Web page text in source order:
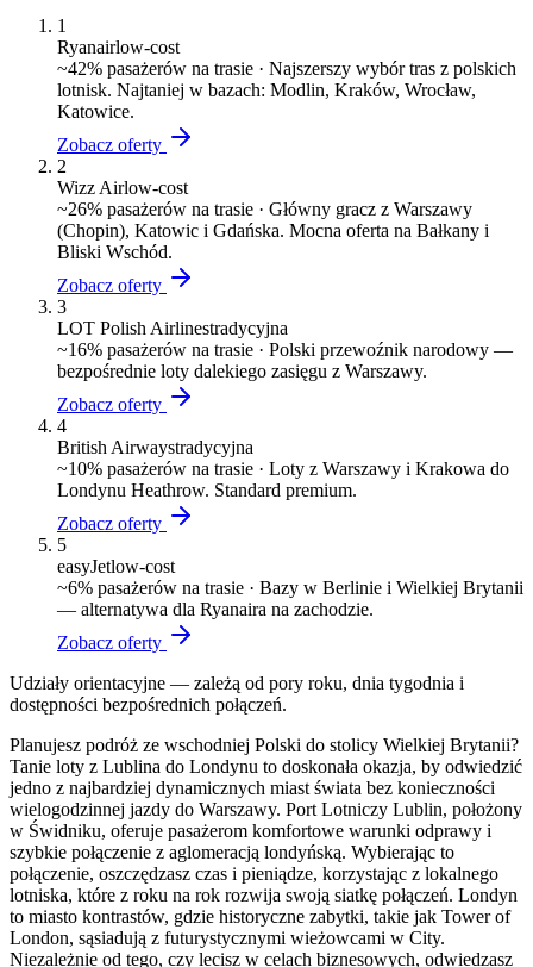
1
Ryanairlow-cost
~42% pasażerów na trasie · Najszerszy wybór tras z polskich
lotnisk. Najtaniej w bazach: Modlin, Kraków, Wrocław,
Katowice.
Zobacz oferty
2
Wizz Airlow-cost
~26% pasażerów na trasie · Główny gracz z Warszawy
(Chopin), Katowic i Gdańska. Mocna oferta na Bałkany i
Bliski Wschód.
Zobacz oferty
3
LOT Polish Airlinestradycyjna
~16% pasażerów na trasie · Polski przewoźnik narodowy —
bezpośrednie loty dalekiego zasięgu z Warszawy.
Zobacz oferty
4
British Airwaystradycyjna
~10% pasażerów na trasie · Loty z Warszawy i Krakowa do
Londynu Heathrow. Standard premium.
Zobacz oferty
5
easyJetlow-cost
~6% pasażerów na trasie · Bazy w Berlinie i Wielkiej Brytanii
— alternatywa dla Ryanaira na zachodzie.
Zobacz oferty
Udziały orientacyjne — zależą od pory roku, dnia tygodnia i
dostępności bezpośrednich połączeń.
Planujesz podróż ze wschodniej Polski do stolicy Wielkiej Brytanii?
Tanie loty z Lublina do Londynu to doskonała okazja, by odwiedzić
jedno z najbardziej dynamicznych miast świata bez konieczności
wielogodzinnej jazdy do Warszawy. Port Lotniczy Lublin, położony
w Świdniku, oferuje pasażerom komfortowe warunki odprawy i
szybkie połączenie z aglomeracją londyńską. Wybierając to
połączenie, oszczędzasz czas i pieniądze, korzystając z lokalnego
lotniska, które z roku na rok rozwija swoją siatkę połączeń. Londyn
to miasto kontrastów, gdzie historyczne zabytki, takie jak Tower of
London, sąsiadują z futurystycznymi wieżowcami w City.
Niezależnie od tego, czy lecisz w celach biznesowych, odwiedzasz